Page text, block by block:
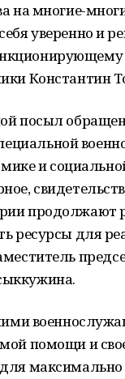
на многие-
уверенно и
Константин
посыл
и
продолжают
ресурсы для
помощи и